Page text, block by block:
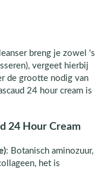
breng je zowel 's
vergeet hierbij
de grootte nodig van
24 hour cream is
24 Hour Cream
: Botanisch aminozuur,
het is